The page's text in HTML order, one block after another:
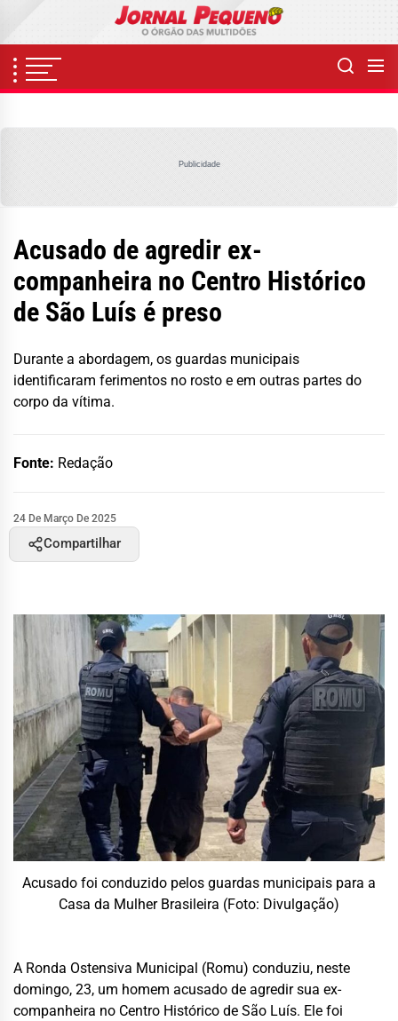
content
Publicidade
Acusado de agredir ex-
companheira no Centro Histórico
de São Luís é preso
Durante a abordagem, os guardas municipais
identificaram ferimentos no rosto e em outras partes do
corpo da vítima.
Fonte: Redação
24 De Março De 2025
Compartilhar
Acusado foi conduzido pelos guardas municipais para a
Casa da Mulher Brasileira (Foto: Divulgação)
A Ronda Ostensiva Municipal (Romu) conduziu, neste
domingo, 23, um homem acusado de agredir sua ex-
companheira no Centro Histórico de São Luís. Ele foi